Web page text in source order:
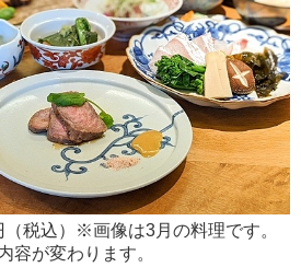
（税込）※画像は3月の料理です。
容が変わります。